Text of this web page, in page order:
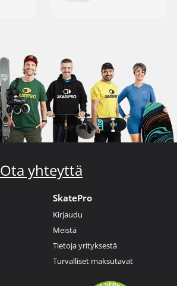
Ota yhteyttä
SkatePro
Kirjaudu
Meistä
Tietoja yrityksestä
Turvalliset maksutavat